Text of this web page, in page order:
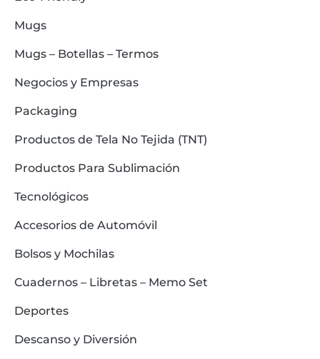
Mugs
Mugs – Botellas – Termos
Negocios y Empresas
Packaging
Productos de Tela No Tejida (TNT)
Productos Para Sublimación
Tecnológicos
Accesorios de Automóvil
Bolsos y Mochilas
Cuadernos – Libretas – Memo Set
Deportes
Descanso y Diversión